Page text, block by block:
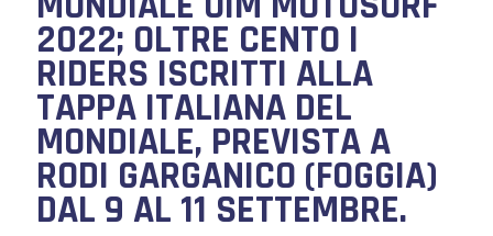
2022; OLTRE CENTO I
RIDERS ISCRITTI ALLA
TAPPA ITALIANA DEL
MONDIALE, PREVISTA A
RODI GARGANICO (FOGGIA)
DAL 9 AL 11 SETTEMBRE.